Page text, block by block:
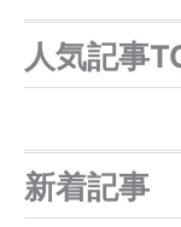
人気記事
新着記事